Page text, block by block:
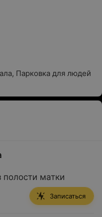
, Парковка для людей
матки
Записаться